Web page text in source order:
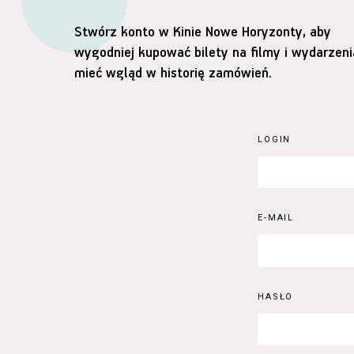
Stwórz konto w Kinie Nowe Horyzonty, aby
wygodniej kupować bilety na filmy i
mieć wgląd w historię zamówień.
LOGIN
E-MAIL
HASŁO